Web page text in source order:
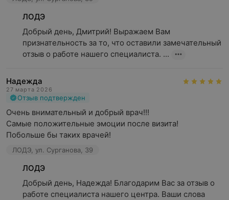
ЛОДЭ
Добрый день, Дмитрий! Выражаем Вам
признательность за то, что оставили замечательный
отзыв о работе нашего специалиста. ...
Надежда
27 марта 2026
Отзыв подтвержден
Очень внимательный и добрый врач!!!
Самые положительные эмоции после визита!
Побольше бы таких врачей!
ЛОДЭ, ул. Сурганова, 39
ЛОДЭ
Добрый день, Надежда! Благодарим Вас за отзыв о
работе специалиста нашего центра. Ваши слова